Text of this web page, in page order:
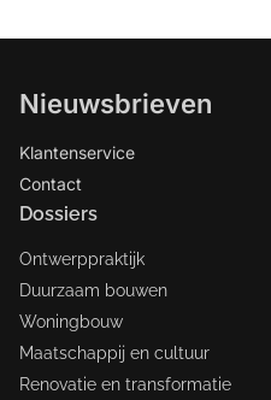
Nieuwsbrieven
Klantenservice
Contact
Dossiers
Ontwerppraktijk
Duurzaam bouwen
Woningbouw
Maatschappij en cultuur
Renovatie en transformatie